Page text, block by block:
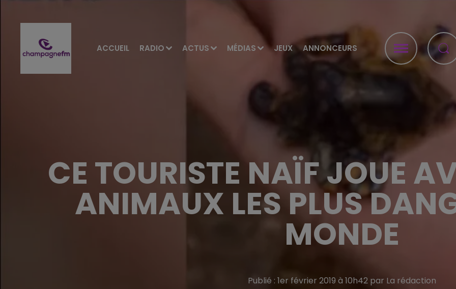
ACCUEIL RADIO ACTUS MÉDIAS JEUX ANNONCEURS
CE TOURISTE NAÏF JOUE
ANIMAUX LES PLUS
MONDE
Publié : 1er février 2019 à 10h42 par La rédaction